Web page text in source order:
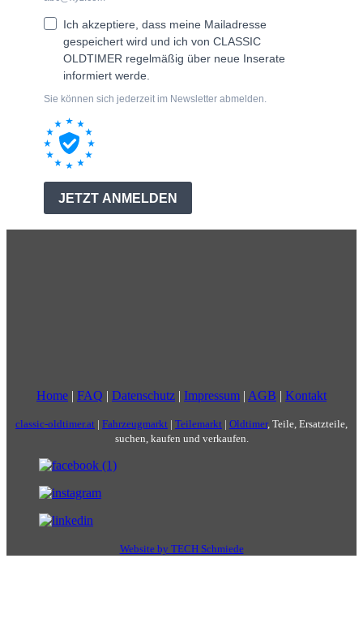
Home | FAQ | Datenschutz | Impressum | AGB | Kontakt
classic-oldtimer.at | Fahrzeugmarkt | Teilemarkt | Oldtimer, Teile, Ersatzteile,
suchen, kaufen und verkaufen.
Website by TECH Schmiede